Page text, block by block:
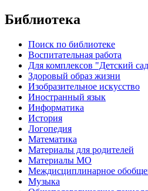
Библиотека
Поиск по библиотеке
Воспитательная работа
Для комплексов "Детский
Здоровый образ жизни
Изобразительное искусство
Иностранный язык
Информатика
История
Логопедия
Математика
Материалы для родителей
Материалы МО
Междисциплинарное
Музыка